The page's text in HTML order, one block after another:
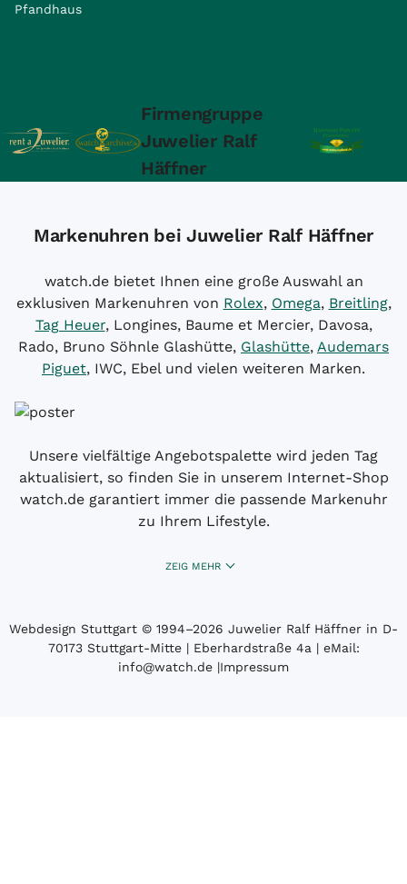
Pfandhaus
Firmengruppe
Juwelier Ralf
Häffner
Markenuhren bei Juwelier Ralf Häffner
watch.de bietet Ihnen eine große Auswahl an
exklusiven Markenuhren von Rolex, Omega, Breitling,
Tag Heuer, Longines, Baume et Mercier, Davosa,
Rado, Bruno Söhnle Glashütte, Glashütte, Audemars
Piguet, IWC, Ebel und vielen weiteren Marken.
Unsere vielfältige Angebotspalette wird jeden Tag
aktualisiert, so finden Sie in unserem Internet-Shop
watch.de garantiert immer die passende Markenuhr
zu Ihrem Lifestyle.
ZEIG MEHR
Webdesign Stuttgart © 1994­–2026 Juwelier Ralf Häffner in D-
70173 Stuttgart-Mitte | Eberhardstraße 4a | eMail:
info@watch.de |Impressum